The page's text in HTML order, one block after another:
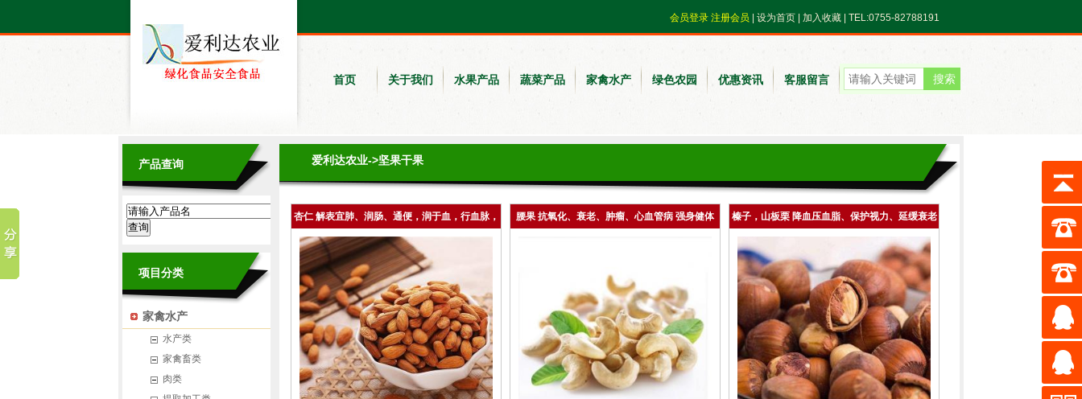
会员登录 注册会员 设为首页 加入收藏 | TEL:0755-82788191
首页 关于我们 水果产品 蔬菜产品 家禽水产 绿色农园 优惠资讯 客服留言
产品查询
项目分类
家禽水产
水产类
家禽畜类
肉类
爱利达农业->坚果干果
杏仁 解表宜肺、润肠、通便，润于血，行血脉，
利气机，化水润，消食化积
腰果 抗氧化、衰老、肿瘤、心血管病 强身健体 榛子，山板栗 降血压血脂、保护视力、延缓衰老